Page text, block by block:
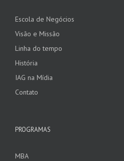
Escola de Negócios
Visão e Missão
Linha do tempo
História
IAG na Mídia
Contato
PROGRAMAS
MBA